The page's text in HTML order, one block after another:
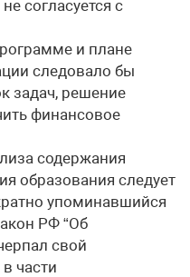
согласуется с
и плане
следовало бы
задач, решение
финансовое
содержания
образования следует
упоминавшийся
РФ “Об
свой
части